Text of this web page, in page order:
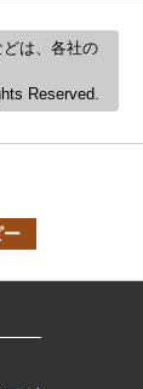
は、各社の
Reserved.
ー